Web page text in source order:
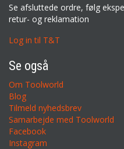
Se afsluttede ordre, følg
retur- og reklamation
Log in til T&T
Se også
Om Toolworld
Blog
Tilmeld nyhedsbrev
Samarbejde med Toolworld
Facebook
Instagram